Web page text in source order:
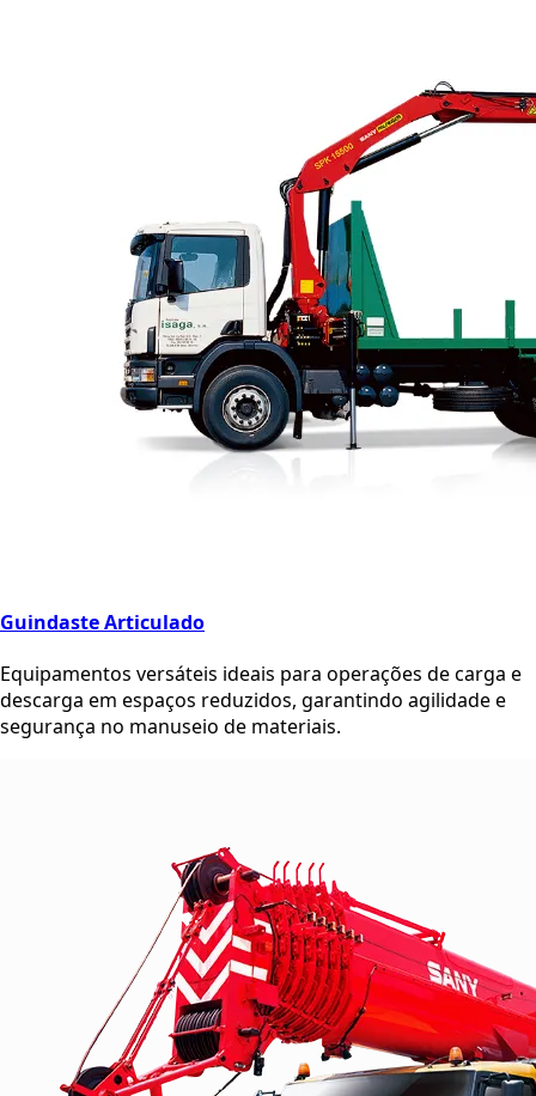
Guindaste Articulado
Equipamentos versáteis ideais para operações de carga e
descarga em espaços reduzidos, garantindo agilidade e
segurança no manuseio de materiais.